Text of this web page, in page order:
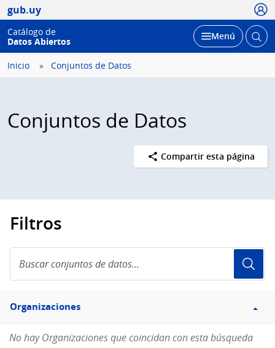
gub.uy
Catálogo de
Datos Abiertos
Desplegar
Menú Abrir
Inicio Conjuntos de Datos
Conjuntos de Datos
Compartir esta página
Filtros
conjuntos
de
Filtro
Organizaciones
Organizaciones
No hay Organizaciones que coincidan con esta búsqueda